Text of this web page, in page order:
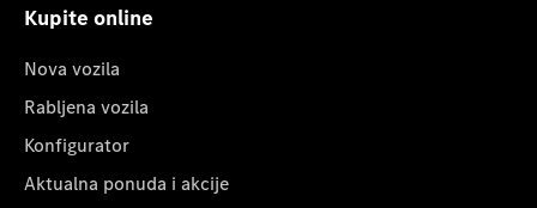
Kupite online
Nova vozila
Rabljena vozila
Konfigurator
Aktualna ponuda i akcije